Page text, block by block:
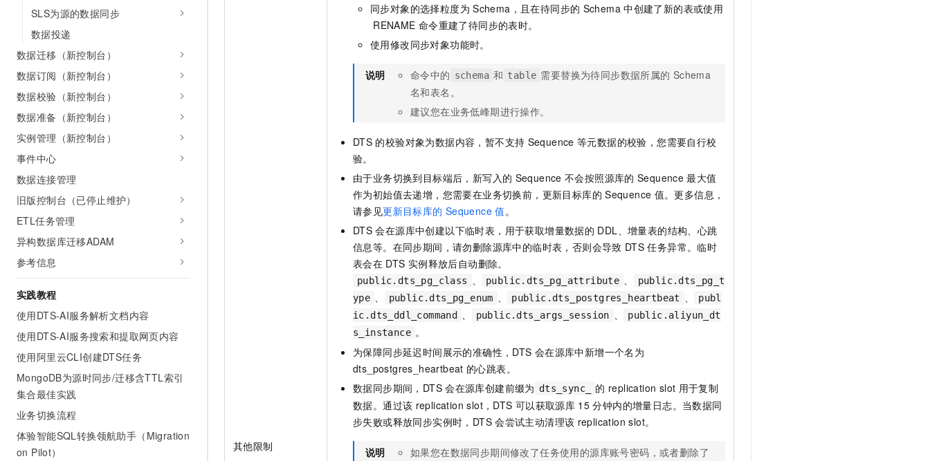
SLS为源的数据同步
数据投递
数据迁移（新控制台）
数据订阅（新控制台）
数据校验（新控制台）
数据准备（新控制台）
实例管理（新控制台）
事件中心
数据连接管理
旧版控制台（已停止维护）
ETL任务管理
异构数据库迁移ADAM
参考信息
实践教程
使用DTS-AI服务解析文档内容
使用DTS-AI服务搜索和提取网页内容
使用阿里云CLI创建DTS任务
MongoDB为源时同步/迁移含TTL索引
集合最佳实践
业务切换流程
体验智能SQL转换领航助手（Migration
on Pilot）
其他限制
同步对象的选择粒度为 Schema，且在待同步的 Schema 中创建了新的表或使用
RENAME 命令重建了待同步的表时。
使用修改同步对象功能时。
说明 命令中的 schema 和 table 需要替换为待同步数据所属的 Schema
名和表名。
建议您在业务低峰期进行操作。
DTS 的校验对象为数据内容，暂不支持 Sequence 等元数据的校验，您需要自行校
验。
由于业务切换到目标端后，新写入的 Sequence 不会按照源库的 Sequence 最大值
作为初始值去递增，您需要在业务切换前，更新目标库的 Sequence 值。更多信息，
请参见更新目标库的 Sequence 值。
DTS 会在源库中创建以下临时表，用于获取增量数据的 DDL、增量表的结构、心跳
信息等。在同步期间，请勿删除源库中的临时表，否则会导致 DTS 任务异常。临时
表会在 DTS 实例释放后自动删除。
public.dts_pg_class 、 public.dts_pg_attribute 、
public.dts_pg_t
ype 、 public.dts_pg_enum 、 public.dts_postgres_heartbeat 、
publ
ic.dts_ddl_command 、 public.dts_args_session 、
public.aliyun_dt
s_instance 。
为保障同步延迟时间展示的准确性，DTS 会在源库中新增一个名为
dts_postgres_heartbeat 的心跳表。
数据同步期间，DTS 会在源库创建前缀为 dts_sync_ 的 replication slot 用于复制
数据。通过该 replication slot，DTS 可以获取源库 15 分钟内的增量日志。当数据同
步失败或释放同步实例时，DTS 会尝试主动清理该 replication slot。
说明
如果您在数据同步期间修改了任务使用的源库账号密码，或者删除了